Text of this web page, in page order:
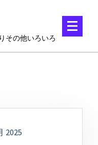
その他いろいろ
2025